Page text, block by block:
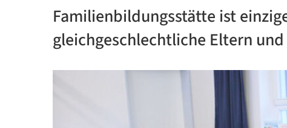
Familienbildungsstätte ist
gleichgeschlechtliche Eltern